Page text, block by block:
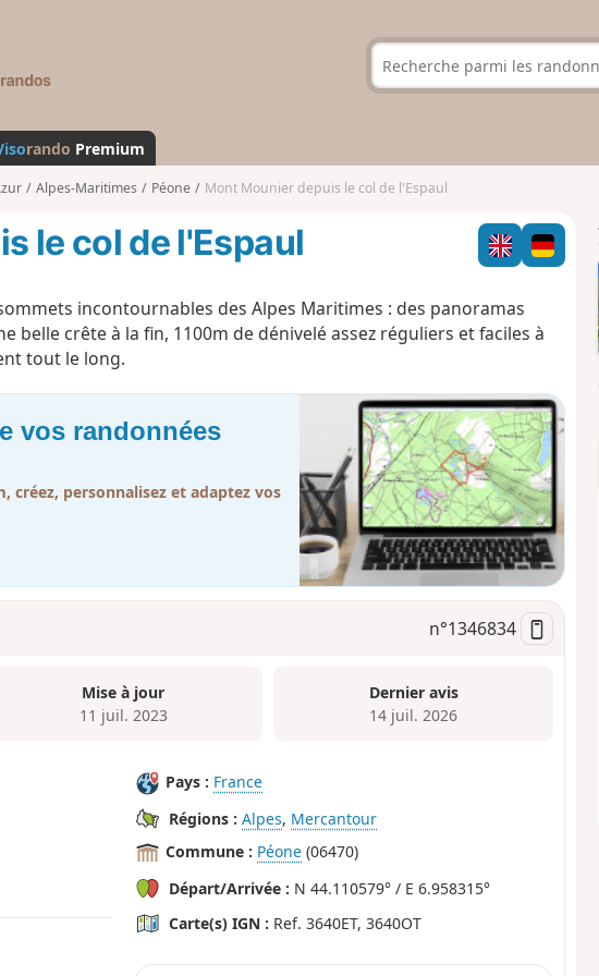
s
a
n
d
rando Premium
Alpes-Maritimes Péone Mont Mounier depuis le col de l'Espaul
le col de l'Espaul
incontournables des Alpes Maritimes : des panoramas
belle crête à la fin, 1100m de dénivelé assez réguliers et faciles à
tout le long.
vos randonnées
créez, personnalisez et adaptez vos
n°1346834
Mise à jour
11 juil. 2023
Dernier avis
14 juil. 2026
Pays : France
Régions : Alpes, Mercantour
Commune : Péone (06470)
Départ/Arrivée : N 44.110579° / E 6.958315°
Carte(s) IGN : Ref. 3640ET, 3640OT